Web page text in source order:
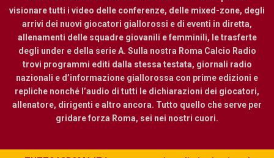
visionare tutti i video delle conferenze, delle mixed-zone, degli
arrivi dei nuovi giocatori giallorossi e di eventi in diretta,
allenamenti delle squadre giovanili e femminili, le trasferte
degli under e della serie A. Sulla nostra Roma Calcio Radio
trovi programmi editi dalla stessa testata, giornali radio
nazionali e d’informazione giallorossa con prime edizioni e
repliche nonché l’audio di tutti le dichiarazioni dei giocatori,
allenatore, dirigenti e altro ancora. Tutto quello che serve per
gridare forza Roma, sei nei nostri cuori.